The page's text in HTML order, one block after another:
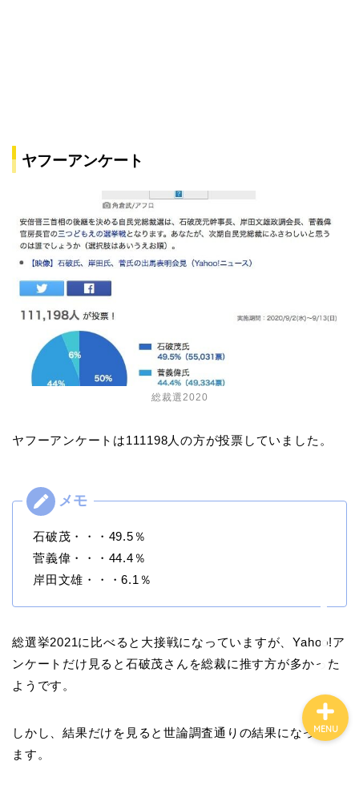
ヤフーアンケート
総裁選2020
ヤフーアンケートは111198人の方が投票していました。
石破茂・・・49.5％
菅義偉・・・44.4％
岸田文雄・・・6.1％
総選挙2021に比べると大接戦になっていますが、Yahoo!ア
ンケートだけ見ると石破茂さんを総裁に推す方が多かった
ようです。
しかし、結果だけを見ると世論調査通りの結果になってい
ます。
MENU
その他